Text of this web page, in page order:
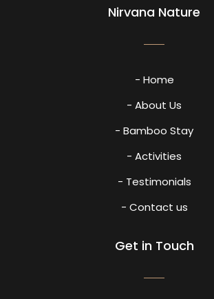
Nirvana Nature
- Home
- About Us
- Bamboo Stay
- Activities
- Testimonials
- Contact us
Get in Touch